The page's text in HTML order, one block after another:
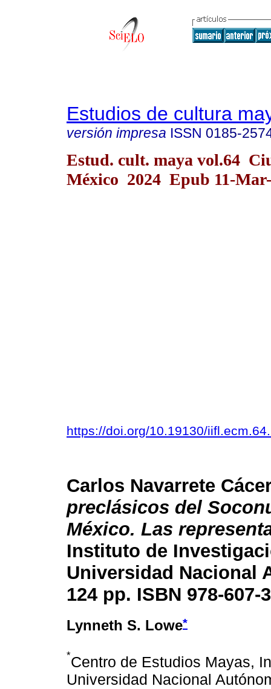
Estudios de cultura
versión impresa ISSN 0185-
Estud. cult. maya vol.64
México 2024 Epub 11-
https://doi.org/10.19130/
Carlos Navarrete
preclásicos del
México. Las
Instituto de
Universidad Nacional
124 pp. ISBN 978-607-
Lynneth S. Lowe*
*Centro de Estudios Mayas,
Universidad Nacional